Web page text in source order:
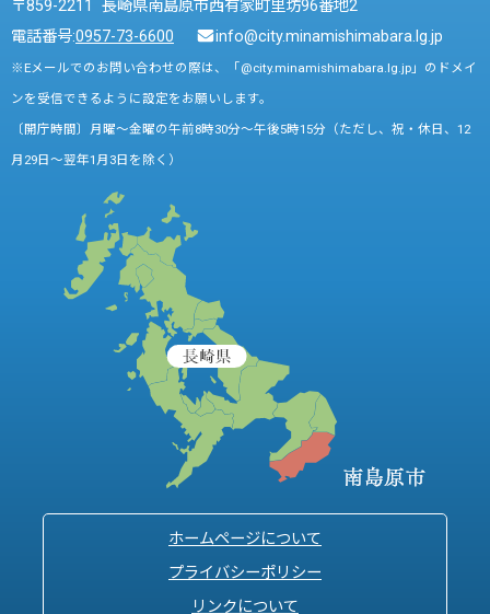
〒859-2211 長崎県南島原市西有家町里坊96番地2
電話番号:0957-73-6600 info@city.minamishimabara.lg.jp
※Eメールでのお問い合わせの際は、「@city.minamishimabara.lg.jp」のドメイ
ンを受信できるように設定をお願いします。
〔開庁時間〕月曜～金曜の午前8時30分～午後5時15分（ただし、祝・休日、12
月29日～翌年1月3日を除く）
ホームページについて
プライバシーポリシー
リンクについて